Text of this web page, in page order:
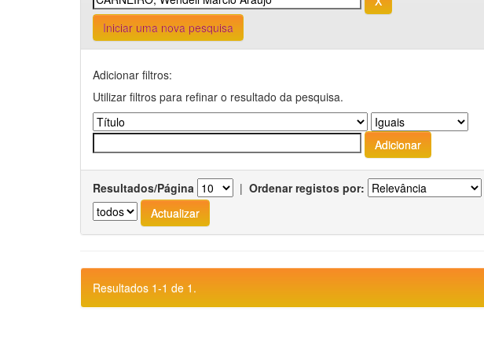
Iniciar uma nova pesquisa
Adicionar filtros:
Utilizar filtros para refinar o resultado da pesquisa.
Resultados/Página | Ordenar registos por:
Resultados 1-1 de 1.